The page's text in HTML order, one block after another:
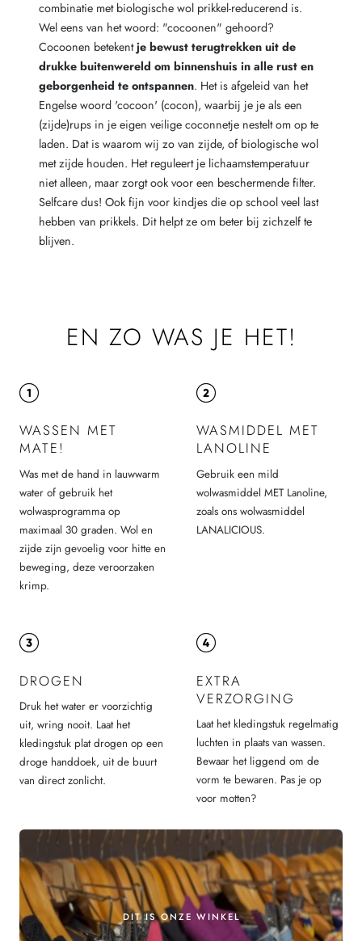
combinatie met biologische wol prikkel-reducerend is.
Wel eens van het woord: "cocoonen" gehoord?
Cocoonen betekentje bewust terugtrekken uit de
drukke buitenwereld om binnenshuis in alle rust en
geborgenheid te ontspannen. Het is afgeleid van het
Engelse woord 'cocoon' (cocon), waarbij je je als een
(zijde)rups in je eigen veilige coconnetje nestelt om op te
laden. Dat is waarom wij zo van zijde, of biologische wol
met zijde houden. Het reguleert je lichaamstemperatuur
niet alleen, maar zorgt ook voor een beschermende filter.
Selfcare dus! Ook fijn voor kindjes die op school veel last
hebben van prikkels. Dit helpt ze om beter bij zichzelf te
blijven.
EN ZO WAS JE HET!
WASSEN MET
MATE!
Was met de hand in lauwwarm
water of gebruik het
wolwasprogramma op
maximaal 30 graden. Wol en
zijde zijn gevoelig voor hitte en
beweging, deze veroorzaken
krimp.
WASMIDDEL MET
LANOLINE
Gebruik een mild
wolwasmiddel MET Lanoline,
zoals ons wolwasmiddel
LANALICIOUS.
DROGEN
Druk het water er voorzichtig
uit, wring nooit. Laat het
kledingstuk plat drogen op een
droge handdoek, uit de buurt
van direct zonlicht.
EXTRA
VERZORGING
Laat het kledingstuk regelmatig
luchten in plaats van wassen.
Bewaar het liggend om de
vorm te bewaren. Pas je op
voor motten?
DIT IS ONZE WINKEL